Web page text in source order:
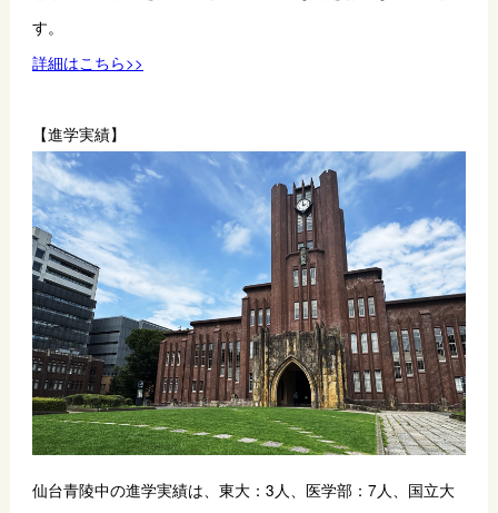
す。
詳細はこちら>>
【進学実績】
仙台青陵中の進学実績は、東大：3人、医学部：7人、国立大